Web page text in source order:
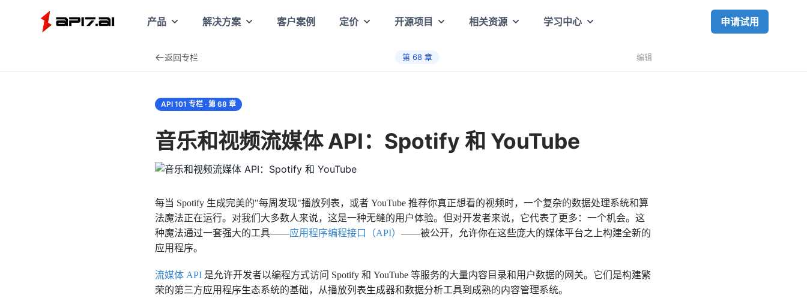
API7
产品 解决方案 客户案例 定价 开源项目 相关资源 学习中心 申请试用
返回专栏 第 68 章 编辑
API 101 专栏 · 第 68 章
音乐和视频流媒体 API：Spotify 和 YouTube
每当 Spotify 生成完美的"每周发现"播放列表，或者 YouTube 推荐你真正想看的视频时，一个复杂的数据处理系统和算
法魔法正在运行。对我们大多数人来说，这是一种无缝的用户体验。但对开发者来说，它代表了更多：一个机会。这
种魔法通过一套强大的工具——应用程序编程接口（API） ——被公开，允许你在这些庞大的媒体平台之上构建全新的
应用程序。
流媒体 API 是允许开发者以编程方式访问 Spotify 和 YouTube 等服务的大量内容目录和用户数据的网关。它们是构建繁
荣的第三方应用程序生态系统的基础，从播放列表生成器和数据分析工具到成熟的内容管理系统。